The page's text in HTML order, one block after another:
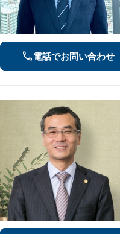
電話でお問い合わせ